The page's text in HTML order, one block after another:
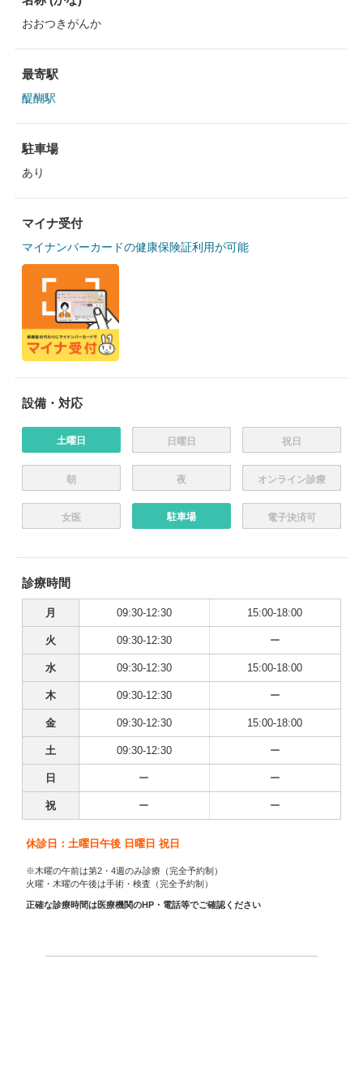
おおつきがんか
最寄駅
醍醐駅
駐車場
あり
マイナ受付
マイナンバーカードの健康保険証利用が可能
設備・対応
土曜日 日曜日 祝日
朝 夜 オンライン診療
女医 駐車場 電子決済可
診療時間
月 09:30-12:30 15:00-18:00
火 09:30-12:30 ー
水 09:30-12:30 15:00-18:00
木 09:30-12:30 ー
金 09:30-12:30 15:00-18:00
土 09:30-12:30 ー
日 ー ー
祝 ー ー
休診日：土曜日午後 日曜日 祝日
※木曜の午前は第2・4週のみ診療（完全予約制）
火曜・木曜の午後は手術・検査（完全予約制）
正確な診療時間は医療機関のHP・電話等でご確認ください